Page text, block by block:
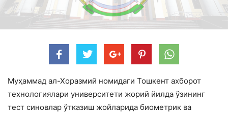
Муҳаммад ал-Хоразмий номидаги Тошкент ахборот
технологиялари университети жорий йилда ўзининг
тест синовлар ўтказиш жойларида биометрик ва